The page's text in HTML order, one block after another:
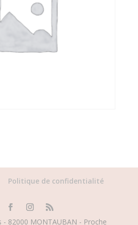
Politique de confidentialité
- 82000 MONTAUBAN - Proche